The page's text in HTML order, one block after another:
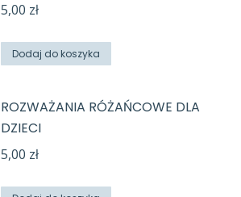
5,00 zł
Dodaj do koszyka
ROZWAŻANIA RÓŻAŃCOWE DLA
DZIECI
5,00 zł